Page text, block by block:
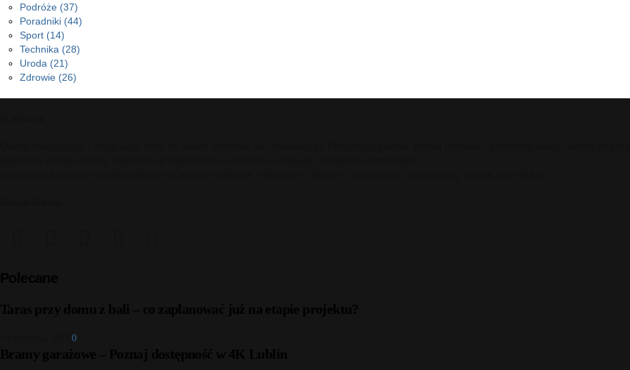
Podróże (37)
Poradniki (44)
Sport (14)
Technika (28)
Uroda (21)
Zdrowie (26)
0